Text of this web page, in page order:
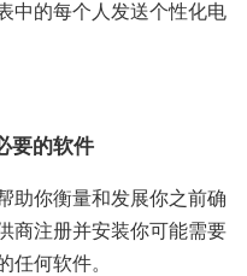
中的每个人发送个性化电
要的软件
助你衡量和发展你之前确
商注册并安装你可能需要
任何软件。